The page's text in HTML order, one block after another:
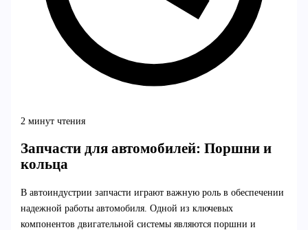
2 минут чтения
Запчасти для автомобилей: Поршни и
кольца
В автоиндустрии запчасти играют важную роль в обеспечении
надежной работы автомобиля. Одной из ключевых
компонентов двигательной системы являются поршни и